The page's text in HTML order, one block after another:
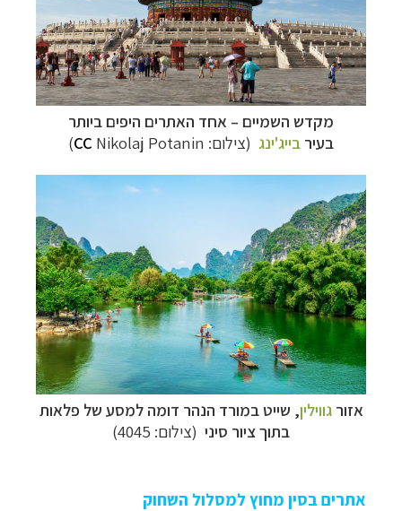
מקדש השמיים – אחד האתרים היפים ביותר
בעיר בייג'ינג (צילום: CC Nikolaj Potanin)
אזורגווילין, שייט במורד הנהר דומה למסע של פלאות
בתוך ציור סיני (צילום: 4045)
אתרים בסין מחוץ למסלול השחוק